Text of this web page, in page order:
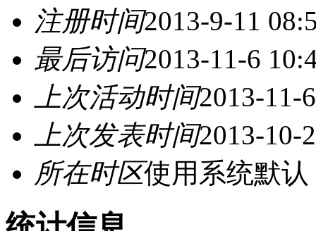
注册时间2013-9-11
最后访问2013-11-6
上次活动时间2013-11-
上次发表时间2013-10-
所在时区使用系统默认